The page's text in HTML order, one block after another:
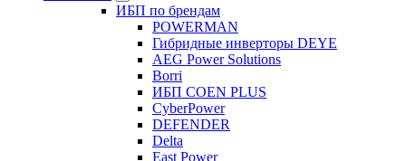
ИБП по брендам
POWERMAN
Гибридные инверторы DEYE
AEG Power Solutions
Borri
ИБП COEN PLUS
CyberPower
DEFENDER
Delta
East Power